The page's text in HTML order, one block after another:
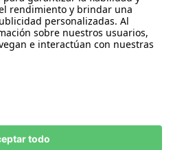
Declarar el desistimiento